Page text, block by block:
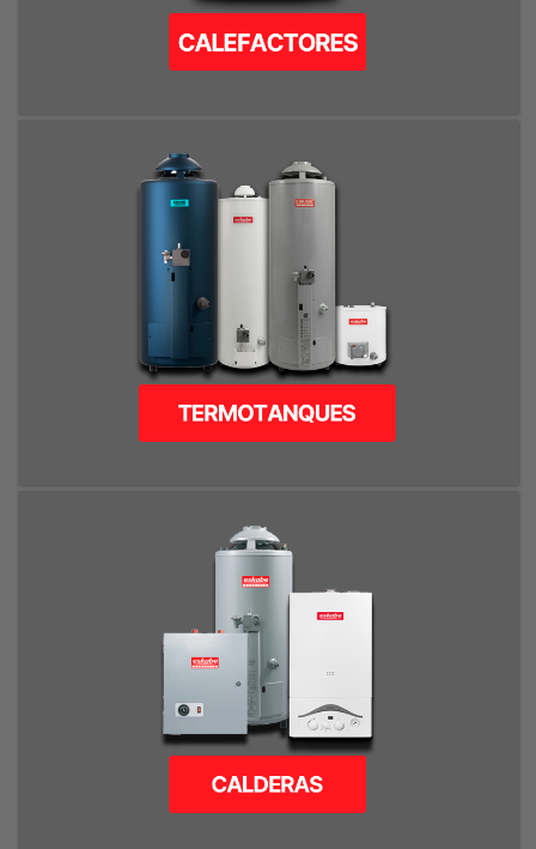
GARRAFERA MÓVIL
GAS / ELÉCTRICOS